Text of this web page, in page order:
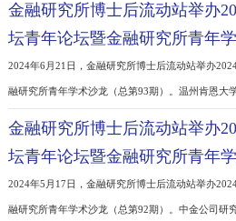
2024年6月28日，金融研究所博士后流动站举办
融研究所青年学术沙龙（总第94期）。香港金融
如何影响中国出口模式”为题作学术报告。王嘉
程，量化分析了美国对华贸易政策变化对中国出
对华贸易政策变换的政策建议。金融研究所综合
坛青年论坛暨金融研究所青
2024年6月21日，金融研究所博士后流动站举办
融研究所青年学术沙龙（总第93期）。温州肯
模不同吗？基于系统风险和个体风险的研究”为
金融研究所博士后流动站举